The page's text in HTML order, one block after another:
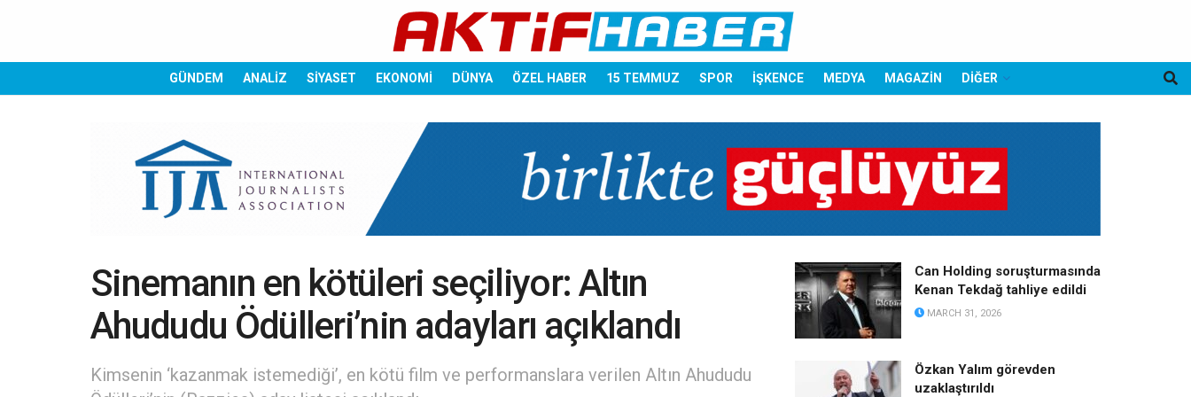
GÜNDEM ANALİZ SİYASET EKONOMİ DÜNYA ÖZEL HABER 15 TEMMUZ SPOR İŞKENCE MEDYA MAGAZİN DİĞER
Sinemanın en kötüleri seçiliyor: Altın
Ahududu Ödülleri’nin adayları açıklandı
Kimsenin ‘kazanmak istemediği’, en kötü film ve performanslara verilen Altın Ahududu
Can Holding soruşturmasında
Kenan Tekdağ tahliye edildi
MARCH 31, 2026
Özkan Yalım görevden
uzaklaştırıldı